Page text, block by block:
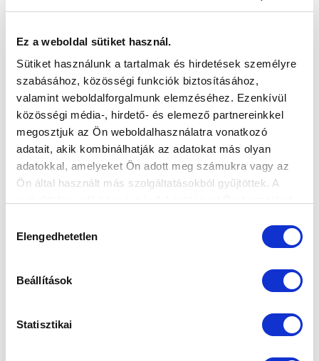
Ez a weboldal sütiket használ.
Sütiket használunk a tartalmak és hirdetések személyre
szabásához, közösségi funkciók biztosításához,
valamint weboldalforgalmunk elemzéséhez. Ezenkívül
közösségi média-, hirdető- és elemező partnereinkkel
megosztjuk az Ön weboldalhasználatra vonatkozó
adatait, akik kombinálhatják az adatokat más olyan
adatokkal, amelyeket Ön adott meg számukra vagy az
Ön által használt más szolgáltatásokból gyűjtöttek. A
kiválasztása
Elengedhetetlen
Beállítások
Statisztikai
VS
MTK BUDAPEST HÍRLEVÉL
Ne maradjon le egy eseményről sem! Iratkozzon fel ingyenes
hírlevelünkre:
Elfogadom az